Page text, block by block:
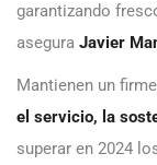
garantizando
asegura Javier
Mantienen un
el servicio, la
superar en 2024